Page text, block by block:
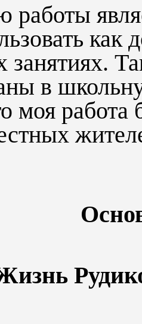
работы
как
занятиях.
в
моя работа